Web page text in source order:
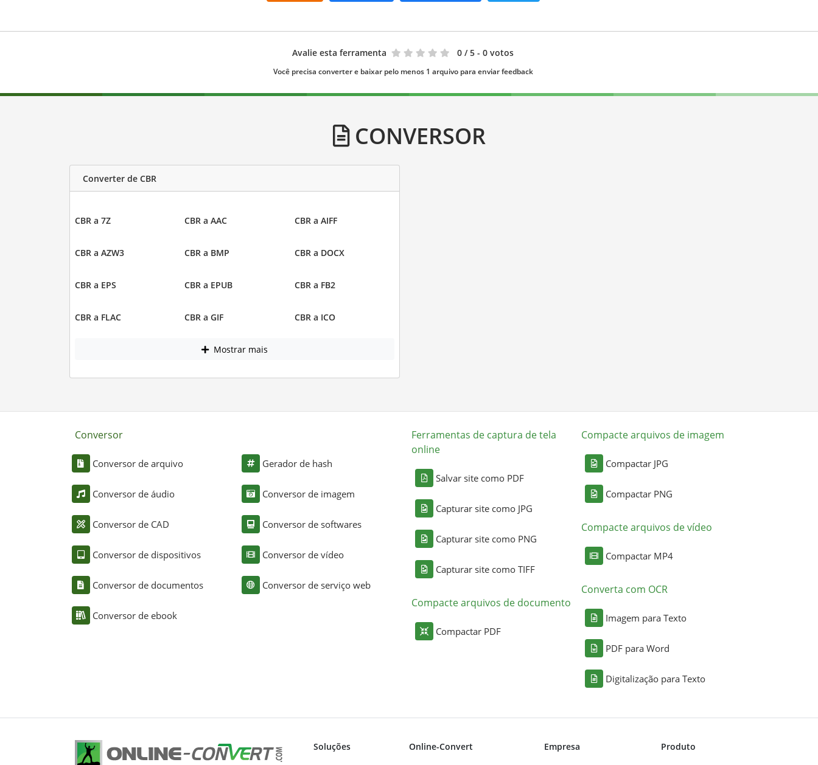
Avalie esta ferramenta 0 / 5 - 0 votos
Você precisa converter e baixar pelo menos 1 arquivo para enviar feedback
CONVERSOR
Converter de CBR
CBR a 7Z CBR a AAC CBR a AIFF
CBR a AZW3 CBR a BMP CBR a DOCX
CBR a EPS CBR a EPUB CBR a FB2
CBR a FLAC CBR a GIF CBR a ICO
Mostrar mais
Conversor
Conversor de arquivo
Conversor de áudio
Conversor de CAD
Conversor de dispositivos
Conversor de documentos
Conversor de ebook
Gerador de hash
Conversor de imagem
Conversor de softwares
Conversor de vídeo
Conversor de serviço web
Ferramentas de captura de tela
online
Salvar site como PDF
Capturar site como JPG
Capturar site como PNG
Capturar site como TIFF
Compacte arquivos de documento
Compactar PDF
Compacte arquivos de imagem
Compactar JPG
Compactar PNG
Compacte arquivos de vídeo
Compactar MP4
Converta com OCR
Imagem para Texto
PDF para Word
Digitalização para Texto
Soluções Online-Convert Empresa Produto